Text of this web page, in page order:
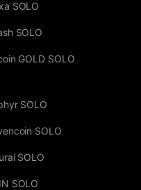
SOLO
SOLO
GOLD SOLO
SOLO
SOLO
SOLO
SOLO